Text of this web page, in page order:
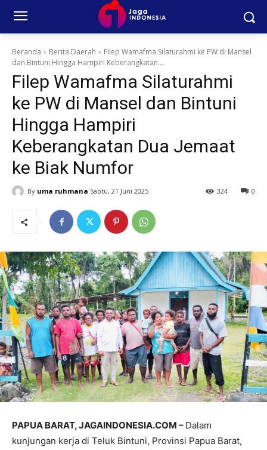
Beranda Berita Daerah
Filep Wamafma Silaturahmi ke PW di Mansel
dan Bintuni Hingga Hampiri Keberangkatan...
Filep Wamafma Silaturahmi
ke PW di Mansel dan Bintuni
Hingga Hampiri
Keberangkatan Dua Jemaat
ke Biak Numfor
By uma ruhmana Sabtu, 21 Juni 2025 0
324
PAPUA BARAT, JAGAINDONESIA.COM – Dalam
kunjungan kerja di Teluk Bintuni, Provinsi Papua Barat,